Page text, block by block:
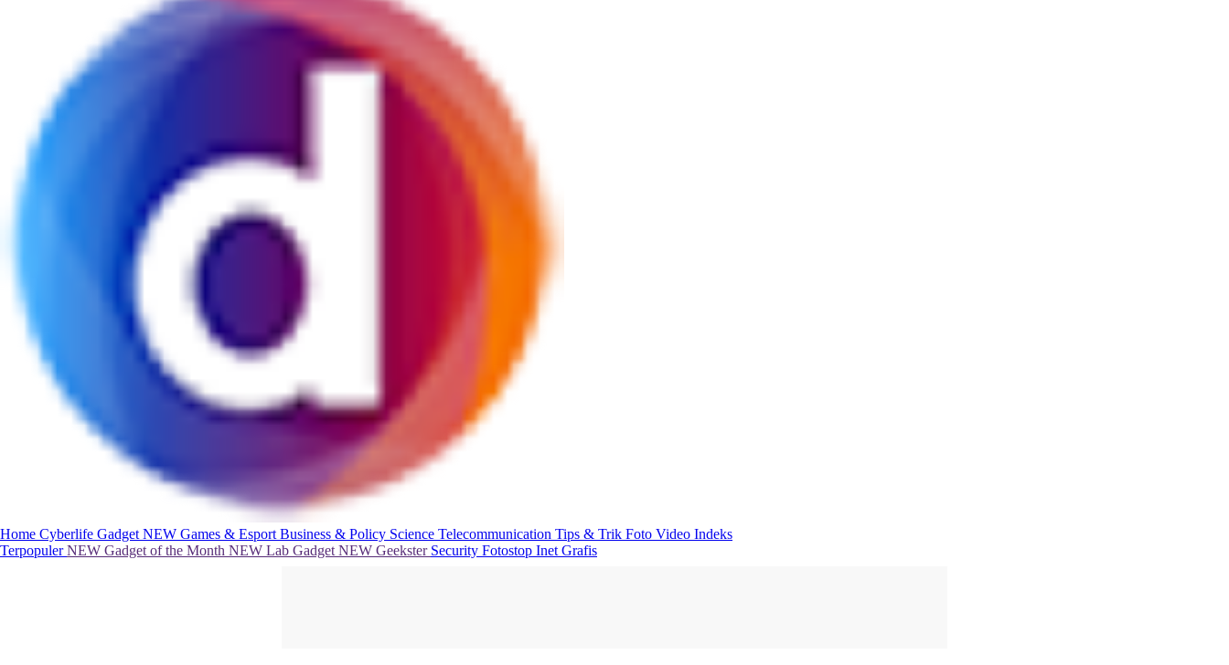
Home Cyberlife Gadget NEW Games & Esport Business & Policy Science Telecommunication Tips & Trik Foto Video Indeks
TerpopulerNEW Gadget of the Month NEW Lab Gadget NEW Geekster Security Fotostop Inet Grafis